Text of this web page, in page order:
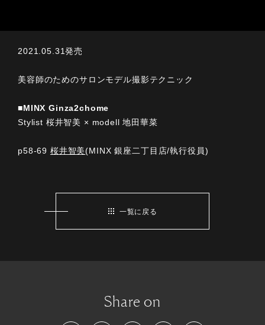
2021.05.31発売
美容師のためのサロンモデル撮影テクニック
■MINX Ginza2chome
Stylist 桜井智美 × modell 地田華菜
p58-69 桜井智美(MINX 銀座二丁目店/執行役員)
一覧に戻る
Share on